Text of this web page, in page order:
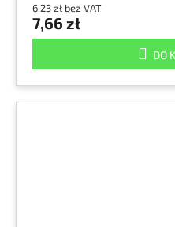
6,23 zł bez VAT
7,66 zł
DO